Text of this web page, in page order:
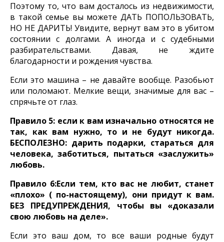
Поэтому то, что вам досталось из недвижимости,
в такой семье вы можете ДАТЬ ПОПОЛЬЗОВАТЬ,
НО НЕ ДАРИТЬ! Увидите, вернут вам это в убитом
состоянии с долгами. А иногда и с судебными
разбирательствами. Давая, не ждите
благодарности и рождения чувства.
Если это машина – не давайте вообще. Разобьют
или поломают. Мелкие вещи, значимые для вас –
спрячьте от глаз.
Правило 5: если к вам изначально относятся не
так, как вам нужно, то и не будут никогда.
БЕСПОЛЕЗНО: дарить подарки, стараться для
человека, заботиться, пытаться «заслужить»
любовь.
Правило 6:Если тем, кто вас не любит, станет
«плохо» ( по-настоящему), они придут к вам.
БЕЗ ПРЕДУПРЕЖДЕНИЯ, чтобы вы «доказали
свою любовь на деле».
Если это ваш дом, то все ваши родные будут